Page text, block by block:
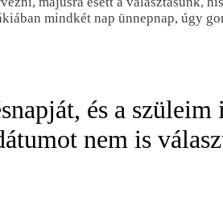
mindkét nap ünnepnap, úgy
és a
nem is